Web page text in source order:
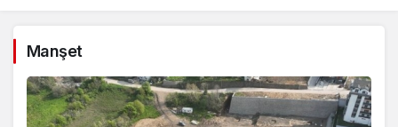
Manşet